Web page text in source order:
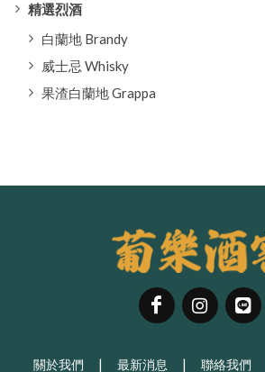
精選烈酒
白蘭地 Brandy
威士忌 Whisky
果渣白蘭地 Grappa
關於我們 | 最新消息 | 聯絡我們